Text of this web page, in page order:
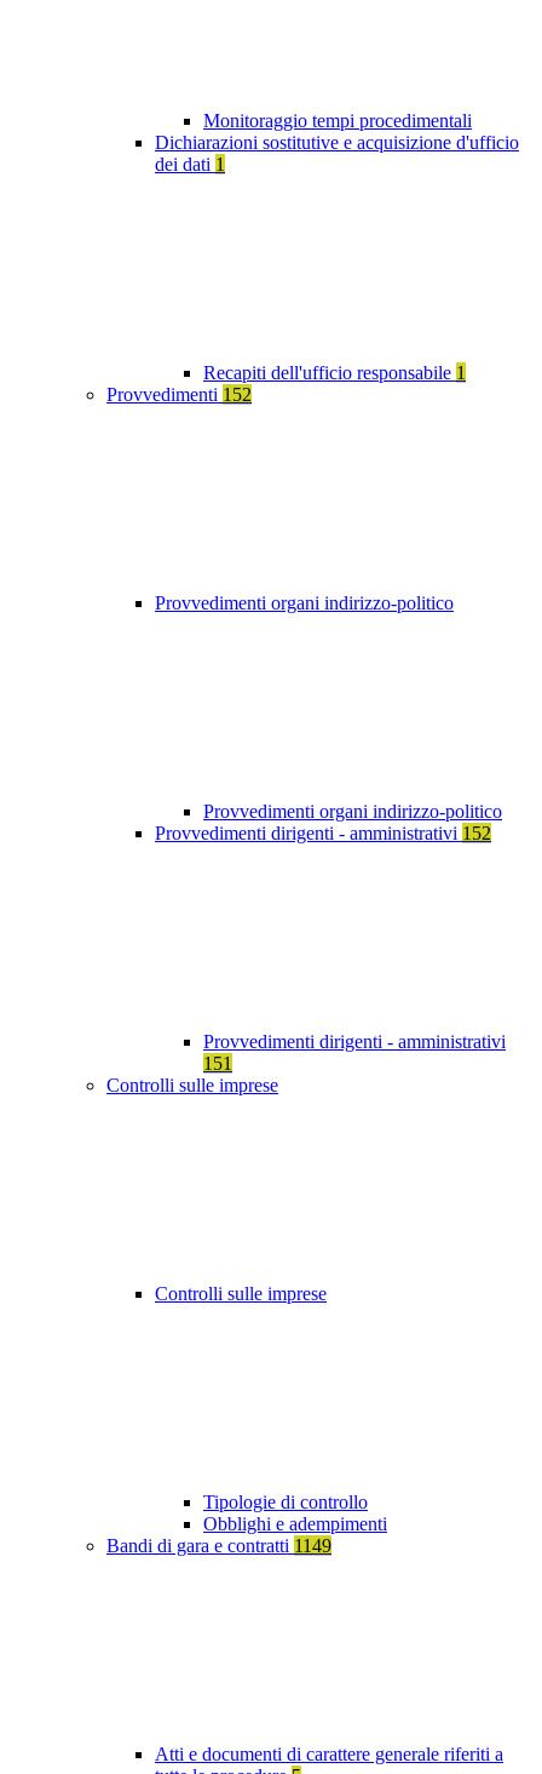
Monitoraggio tempi procedimentali
Dichiarazioni sostitutive e acquisizione d'ufficio
dei dati 1
Recapiti dell'ufficio responsabile 1
Provvedimenti 152
Provvedimenti organi indirizzo-politico
Provvedimenti organi indirizzo-politico
Provvedimenti dirigenti - amministrativi 152
Provvedimenti dirigenti - amministrativi
151
Controlli sulle imprese
Controlli sulle imprese
Tipologie di controllo
Obblighi e adempimenti
Bandi di gara e contratti 1149
Atti e documenti di carattere generale riferiti a